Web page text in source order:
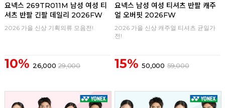
요넥스 269TR011M 남성 여성 티
셔츠 반팔 긴팔 데일리 2026FW
2026 가을 신상 기획의류 모음전!
10% 26,000 29,000
요넥스 남성 여성 티셔츠 반팔 캐주
얼 오버핏 2026FW
2026 가을 신상 캐주얼 티셔츠 균일가
전!
15% 50,000 59,000